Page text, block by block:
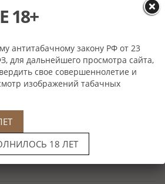
антитабачному закону РФ от 23
для дальнейшего просмотра сайта,
свое совершеннолетие и
изображений табачных
18 ЛЕТ